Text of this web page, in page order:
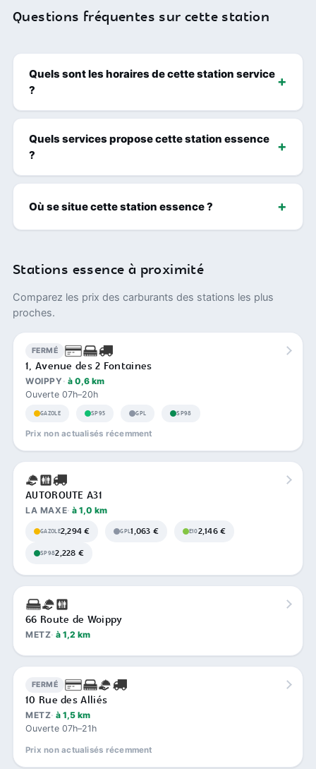
Questions fréquentes sur cette station
Quels sont les horaires de cette station service
?
Quels services propose cette station essence
?
Où se situe cette station essence ?
Stations essence à proximité
Comparez les prix des carburants des stations les plus
proches.
FERMÉ
1, Avenue des 2 Fontaines
WOIPPY à 0,6 km
Ouverte 07h–20h
GAZOLE SP95 GPL SP98
Prix non actualisés récemment
AUTOROUTE A31
LA MAXE à 1,0 km
GAZOLE2,294 € GPL1,063 € E102,146 €
SP982,228 €
66 Route de Woippy
METZ à 1,2 km
FERMÉ
10 Rue des Alliés
METZ à 1,5 km
Ouverte 07h–21h
Prix non actualisés récemment